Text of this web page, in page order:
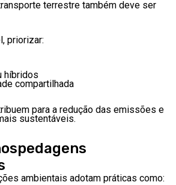
terrestre também deve ser
priorizar:
híbridos
compartilhada
para a redução das emissões e
sustentáveis.
ambientais adotam práticas como: